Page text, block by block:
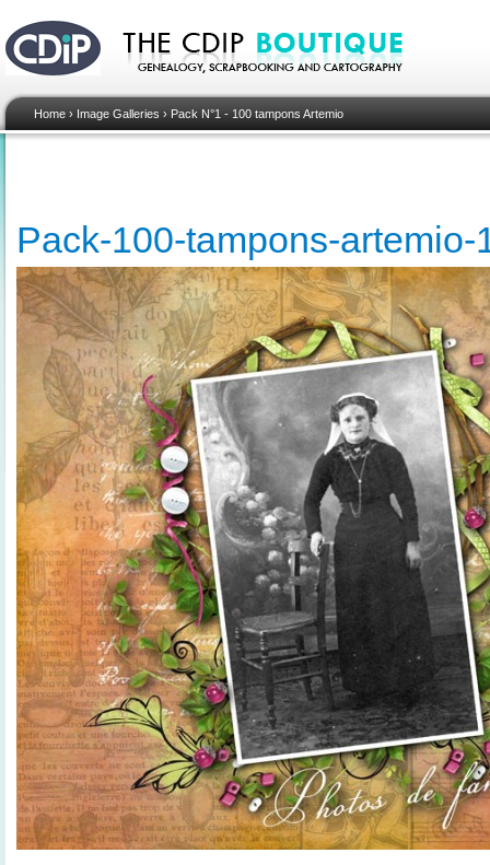
Home › Image Galleries › Pack N°1 - 100 tampons Artemio
Pack-100-tampons-artemio-